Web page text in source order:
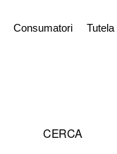
Consumatori Tutela
Primary
CERCA